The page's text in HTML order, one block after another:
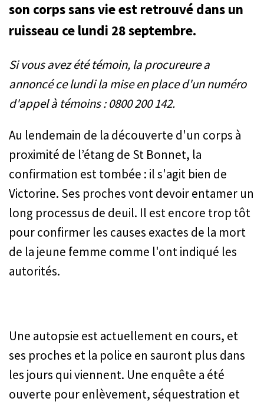
son corps sans vie est retrouvé dans un
ruisseau ce lundi 28 septembre.
Si vous avez été témoin, la procureure a
annoncé ce lundi la mise en place d'un numéro
d'appel à témoins : 0800 200 142.
Au lendemain de la découverte d'un corps à
proximité de l’étang de St Bonnet, la
confirmation est tombée : il s'agit bien de
Victorine. Ses proches vont devoir entamer un
long processus de deuil. Il est encore trop tôt
pour confirmer les causes exactes de la mort
de la jeune femme comme l'ont indiqué les
autorités.
Une autopsie est actuellement en cours, et
ses proches et la police en sauront plus dans
les jours qui viennent. Une enquête a été
ouverte pour enlèvement, séquestration et